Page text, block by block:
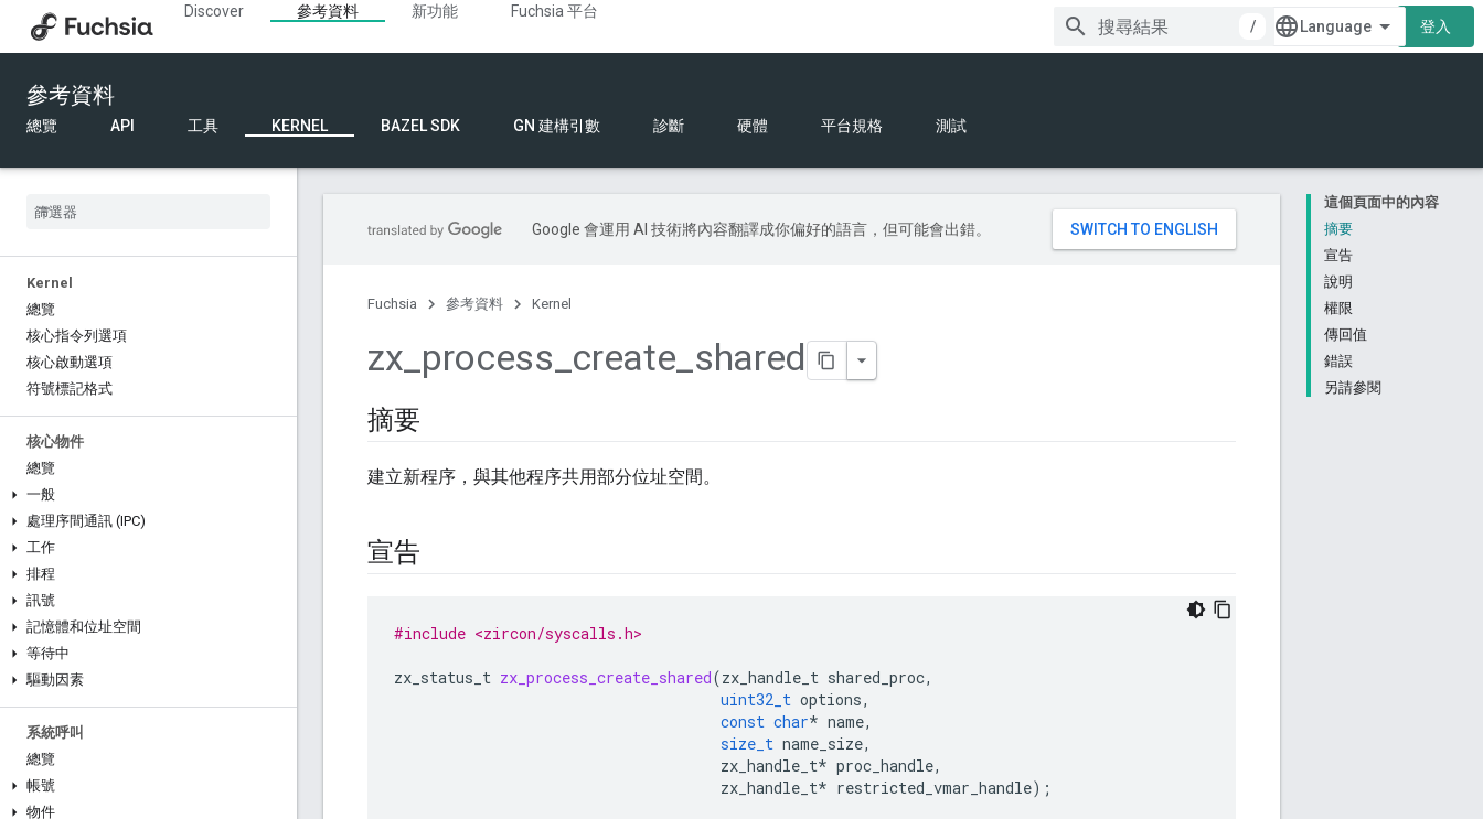
Discover 參考資料 新功能
Fuchsia 平台
/
登入
參考資料
總覽 API 工具 KERNEL BAZEL SDK GN 建構引數 診斷 硬體 平台規格 測試
Kernel
總覽
核心指令列選項
核心啟動選項
符號標記格式
核心物件
總覽
一般
處理序間通訊 (IPC)
工作
排程
訊號
記憶體和位址空間
等待中
驅動因素
系統呼叫
總覽
帳號
物件
這個頁面中的內容
摘要
宣告
說明
權限
傳回值
錯誤
另請參閱
Google 會運用 AI 技術將內容翻譯成你偏好的語言，但可能會出錯。
Fuchsia 參考資料 Kernel
zx_process_create_shared
摘要
建立新程序，與其他程序共用部分位址空間。
宣告
#include <zircon/syscalls.h>
zx_status_t zx_process_create_shared(zx_handle_t shared_proc,
uint32_t options,
const char* name,
size_t name_size,
zx_handle_t* proc_handle,
zx_handle_t* restricted_vmar_handle);